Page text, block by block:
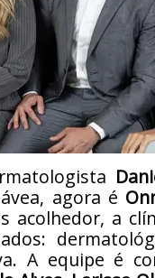
agora é
acolhedor, a
A equipe é